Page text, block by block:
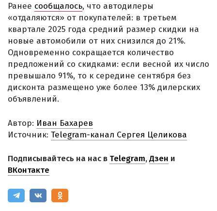
Ранее сообщалось, что автодилеры
«отдаляются» от покупателей: в третьем
квартале 2025 года средний размер скидки на
новые автомобили от них снизился до 21%.
Одновременно сокращается количество
предложений со скидками: если весной их число
превышало 91%, то к середине сентября без
дисконта размещено уже более 13% дилерских
объявлений.
Автор: Иван Бахарев
Источник: Telegram-канал Сергея Целикова
Подписывайтесь на нас в Telegram,Дзен и
ВКонтакте